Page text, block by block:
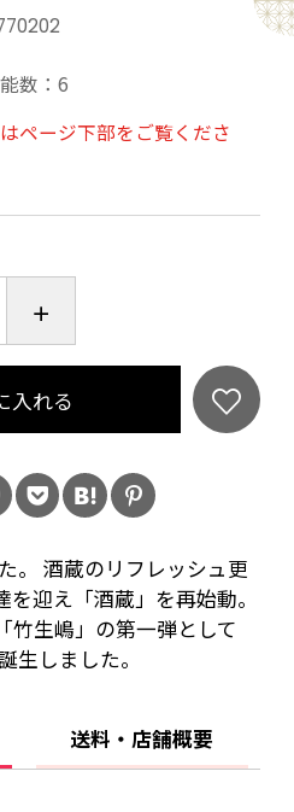
禁止されています。当
類の販売はいたしてお
生年月日登録済みの方
入力は不要です。
数：6
ページ下部をご覧くださ
入れる
。 酒蔵のリフレッシュ更
迎え「酒蔵」を再始動。
竹生嶋」の第一弾として
生しました。
送料・店舗概要